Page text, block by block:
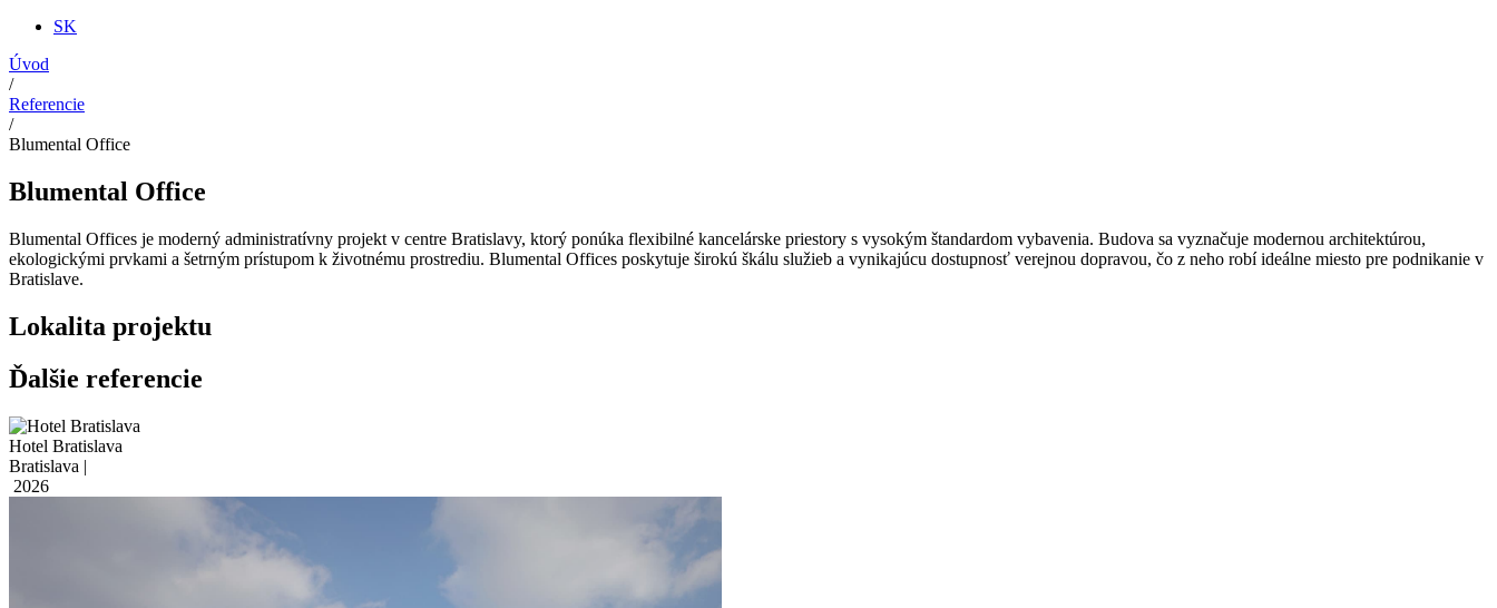
SK
Úvod
/
Referencie
/
Blumental Office
Blumental Office
Blumental Offices je moderný administratívny projekt v centre Bratislavy, ktorý ponúka flexibilné kancelárske priestory s vysokým štandardom vybavenia. Budova sa vyznačuje modernou architektúrou,
ekologickými prvkami a šetrným prístupom k životnému prostrediu. Blumental Offices poskytuje širokú škálu služieb a vynikajúcu dostupnosť verejnou dopravou, čo z neho robí ideálne miesto pre podnikanie v
Bratislave.
Lokalita projektu
Ďalšie referencie
Hotel Bratislava
Bratislava |
2026